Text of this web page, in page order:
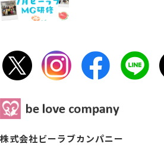
株式会社ビーラブカンパニー